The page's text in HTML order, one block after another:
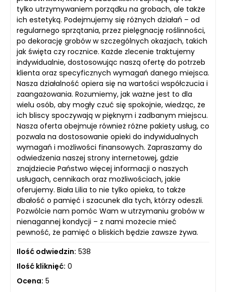
tylko utrzymywaniem porządku na grobach, ale także
ich estetyką. Podejmujemy się różnych działań – od
regularnego sprzątania, przez pielęgnację roślinności,
po dekorację grobów w szczególnych okazjach, takich
jak święta czy rocznice. Każde zlecenie traktujemy
indywidualnie, dostosowując naszą ofertę do potrzeb
klienta oraz specyficznych wymagań danego miejsca.
Nasza działalność opiera się na wartości współczucia i
zaangażowania. Rozumiemy, jak ważne jest to dla
wielu osób, aby mogły czuć się spokojnie, wiedząc, że
ich bliscy spoczywają w pięknym i zadbanym miejscu.
Nasza oferta obejmuje również różne pakiety usług, co
pozwala na dostosowanie opieki do indywidualnych
wymagań i możliwości finansowych. Zapraszamy do
odwiedzenia naszej strony internetowej, gdzie
znajdziecie Państwo więcej informacji o naszych
usługach, cennikach oraz możliwościach, jakie
oferujemy. Biała Lilia to nie tylko opieka, to także
dbałość o pamięć i szacunek dla tych, którzy odeszli.
Pozwólcie nam pomóc Wam w utrzymaniu grobów w
nienagannej kondycji – z nami możecie mieć
pewność, że pamięć o bliskich będzie zawsze żywa.
Ilość odwiedzin: 538
Ilość kliknięć: 0
Ocena: 5